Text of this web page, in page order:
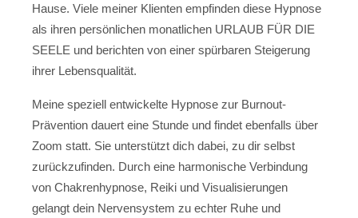
Hause. Viele meiner Klienten empfinden diese Hypnose
als ihren persönlichen monatlichen URLAUB FÜR DIE
SEELE und berichten von einer spürbaren Steigerung
ihrer Lebensqualität.
Meine speziell entwickelte Hypnose zur Burnout-
Prävention dauert eine Stunde und findet ebenfalls über
Zoom statt. Sie unterstützt dich dabei, zu dir selbst
zurückzufinden. Durch eine harmonische Verbindung
von Chakrenhypnose, Reiki und Visualisierungen
gelangt dein Nervensystem zu echter Ruhe und